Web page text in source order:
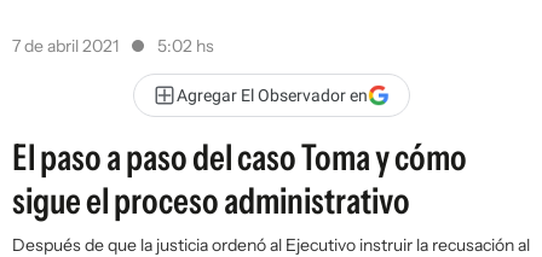
7 de abril 2021 5:02 hs
Agregar El Observador en
El paso a paso del caso Toma y cómo
sigue el proceso administrativo
Después de que la justicia ordenó al Ejecutivo instruir la recusación al